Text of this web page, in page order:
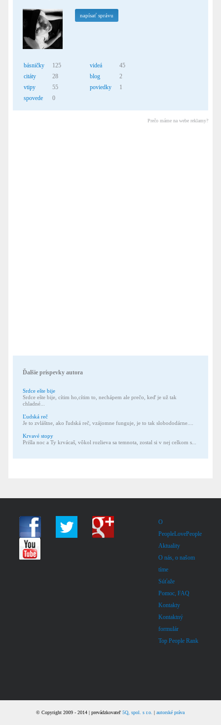
napísať správu
básničky
125
citáty
28
vtipy
55
spovede
0
videá
45
blog
2
poviedky
1
Prečo máme na webe reklamy?
Ďalšie príspevky autora
Srdce ešte bije
Srdce ešte bije, cítim ho,cítim to, nechápem ale prečo, keď je už tak
chladné...
Ľudská reč
Je to zvláštne, ako ľudská reč, vzájomne funguje, je to tak slobododárne....
Krvavé stopy
Prišla noc a Ty krvácaš, vôkol rozlieva sa temnota, zostal si v nej celkom s...
O
PeopleLovePeople
Aktuality
O nás, o našom
tíme
Súťaže
Pomoc, FAQ
Kontakty
Kontaktný
formulár
Top People Rank
© Copyright 2009 - 2014 | prevádzkovateľ5Q, spol. s r.o. |autorské práva